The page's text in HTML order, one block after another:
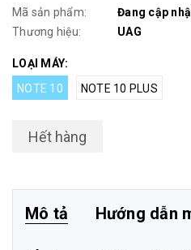
Mã sản phẩm:
Đang cập
Thương hiệu:
UAG
LOẠI MÁY:
NOTE 10
NOTE 10 PLUS
Hết hàng
Mô tả Hướng dẫn